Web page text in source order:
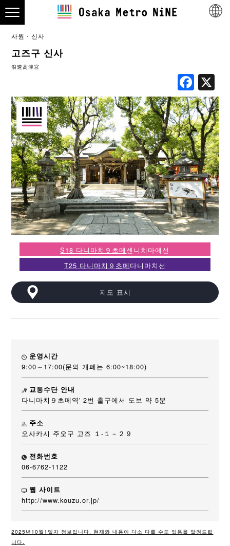
사원・신사
고즈구 신사
浪速高津宮
S18 다니마치９초메센니치마에선
T25 다니마치９초메 다니마치선
지도 표시
운영시간
9:00～17:00(문의 개폐는 6:00~18:00)
교통수단 안내
다니마치９초메역' 2번 출구에서 도보 약 5분
주소
오사카시 주오구 고즈 １-１－２９
전화번호
06-6762-1122
웹 사이트
http://www.kouzu.or.jp/
2025년10월1일자 정보입니다. 현재와 내용이 다소 다를 수도 있음을 알려드립
니다.